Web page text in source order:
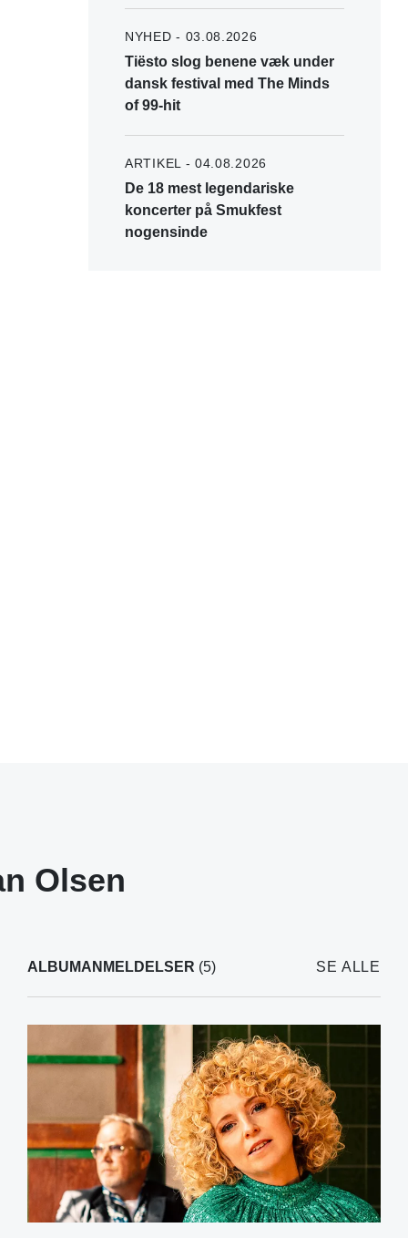
NYHED - 03.08.2026
Tiësto slog benene væk under
dansk festival med The Minds
of 99-hit
ARTIKEL - 04.08.2026
De 18 mest legendariske
koncerter på Smukfest
nogensinde
Olsen
ALBUMANMELDELSER (5) SE ALLE